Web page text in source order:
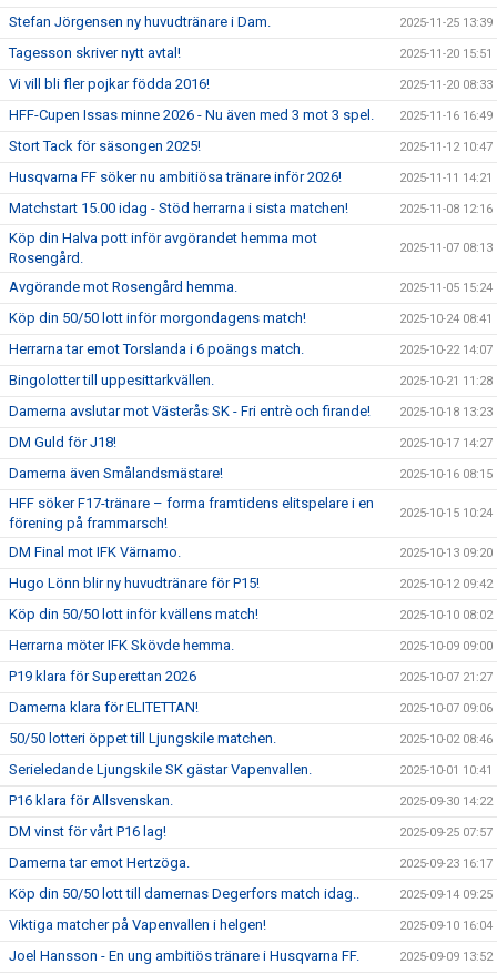
Stefan Jörgensen ny huvudtränare i Dam. 2025-11-25 13:39
Tagesson skriver nytt avtal! 2025-11-20 15:51
Vi vill bli fler pojkar födda 2016! 2025-11-20 08:33
HFF-Cupen Issas minne 2026 - Nu även med 3 mot 3 spel. 2025-11-16 16:49
Stort Tack för säsongen 2025! 2025-11-12 10:47
Husqvarna FF söker nu ambitiösa tränare inför 2026! 2025-11-11 14:21
Matchstart 15.00 idag - Stöd herrarna i sista matchen! 2025-11-08 12:16
Köp din Halva pott inför avgörandet hemma mot
Rosengård.
2025-11-07 08:13
Avgörande mot Rosengård hemma. 2025-11-05 15:24
Köp din 50/50 lott inför morgondagens match! 2025-10-24 08:41
Herrarna tar emot Torslanda i 6 poängs match. 2025-10-22 14:07
Bingolotter till uppesittarkvällen. 2025-10-21 11:28
Damerna avslutar mot Västerås SK - Fri entrè och firande! 2025-10-18 13:23
DM Guld för J18! 2025-10-17 14:27
Damerna även Smålandsmästare! 2025-10-16 08:15
HFF söker F17-tränare – forma framtidens elitspelare i en
förening på frammarsch!
2025-10-15 10:24
DM Final mot IFK Värnamo. 2025-10-13 09:20
Hugo Lönn blir ny huvudtränare för P15! 2025-10-12 09:42
Köp din 50/50 lott inför kvällens match! 2025-10-10 08:02
Herrarna möter IFK Skövde hemma. 2025-10-09 09:00
P19 klara för Superettan 2026 2025-10-07 21:27
Damerna klara för ELITETTAN! 2025-10-07 09:06
50/50 lotteri öppet till Ljungskile matchen. 2025-10-02 08:46
Serieledande Ljungskile SK gästar Vapenvallen. 2025-10-01 10:41
P16 klara för Allsvenskan. 2025-09-30 14:22
DM vinst för vårt P16 lag! 2025-09-25 07:57
Damerna tar emot Hertzöga. 2025-09-23 16:17
Köp din 50/50 lott till damernas Degerfors match idag.. 2025-09-14 09:25
Viktiga matcher på Vapenvallen i helgen! 2025-09-10 16:04
Joel Hansson - En ung ambitiös tränare i Husqvarna FF. 2025-09-09 13:52